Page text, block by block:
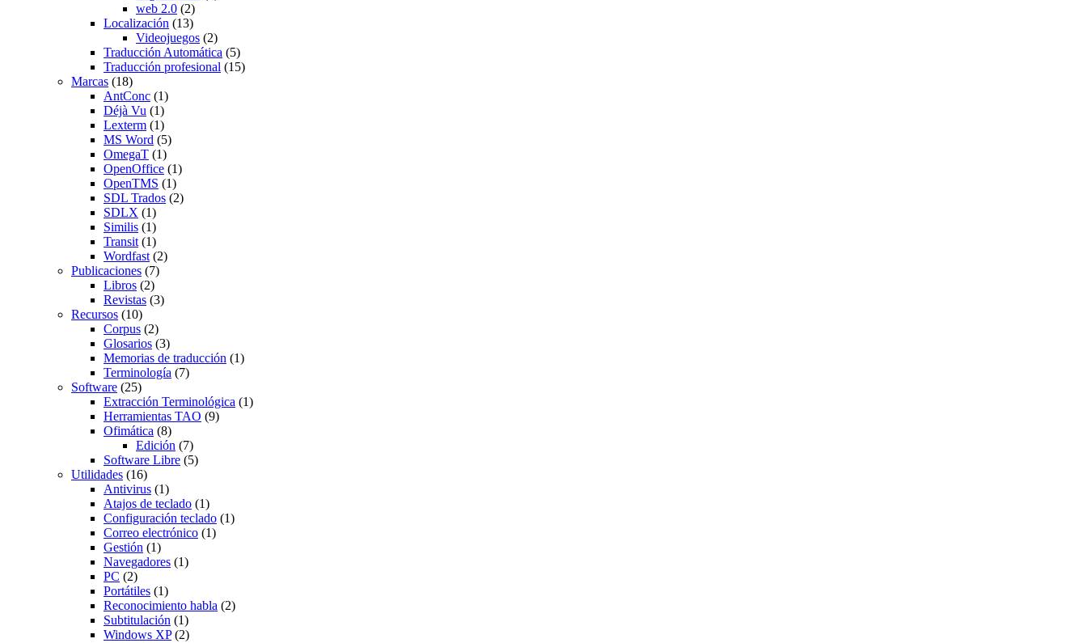
web 2.0 (2)
Localización (13)
Videojuegos (2)
Traducción Automática (5)
Traducción profesional (15)
Marcas (18)
AntConc (1)
Déjà Vu (1)
Lexterm (1)
MS Word (5)
OmegaT (1)
OpenOffice (1)
OpenTMS (1)
SDL Trados (2)
SDLX (1)
Similis (1)
Transit(1)
Wordfast(2)
Publicaciones (7)
Libros (2)
Revistas (3)
Recursos (10)
Corpus (2)
Glosarios (3)
Memorias de traducción (1)
Terminología (7)
Software (25)
Extracción Terminológica (1)
Herramientas TAO (9)
Ofimática (8)
Edición (7)
Software Libre (5)
Utilidades (16)
Antivirus (1)
Atajos de teclado (1)
Configuración teclado (1)
Correo electrónico (1)
Gestión (1)
Navegadores (1)
PC (2)
Portátiles (1)
Reconocimiento habla (2)
Subtitulación (1)
Windows XP(2)